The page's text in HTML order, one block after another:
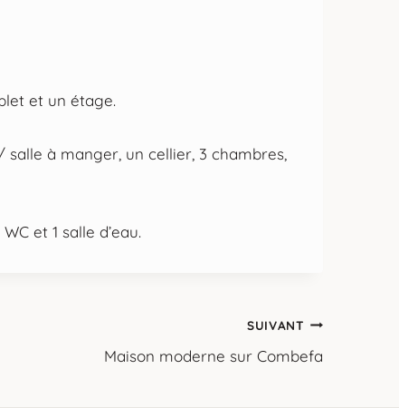
et un étage.
à manger, un cellier, 3 chambres,
et 1 salle d’eau.
SUIVANT
Maison moderne sur Combefa